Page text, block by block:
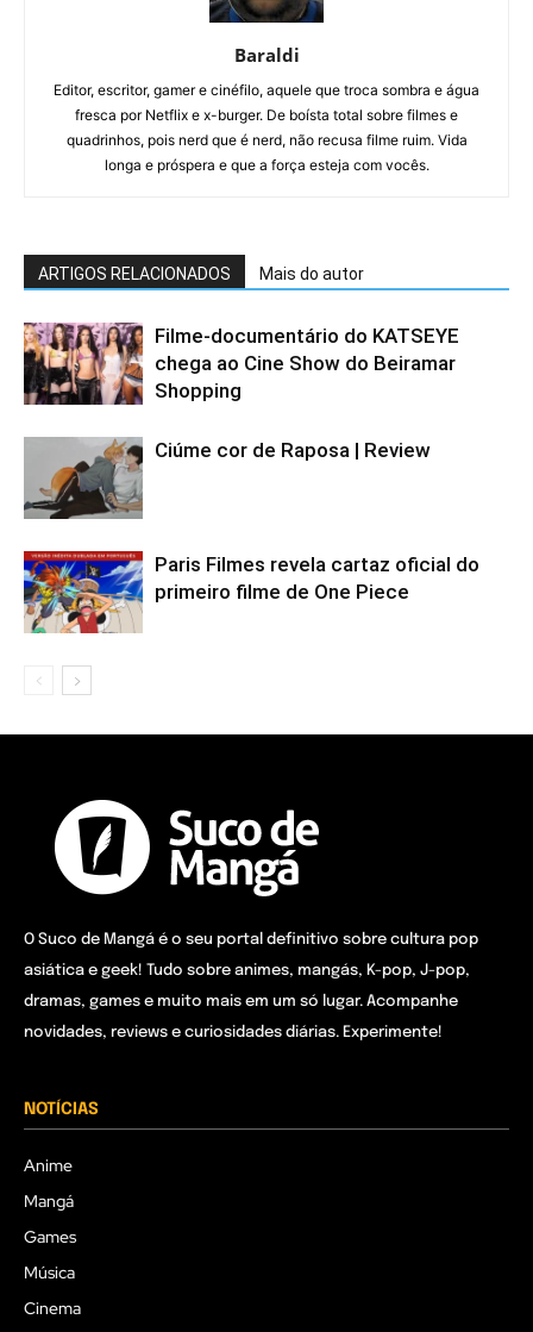
Baraldi
Editor, escritor, gamer e cinéfilo, aquele que troca sombra e água
fresca por Netflix e x-burger. De boísta total sobre filmes e
quadrinhos, pois nerd que é nerd, não recusa filme ruim. Vida
longa e próspera e que a força esteja com vocês.
ARTIGOS RELACIONADOS Mais do autor
Filme-documentário do KATSEYE
chega ao Cine Show do Beiramar
Shopping
Ciúme cor de Raposa | Review
Paris Filmes revela cartaz oficial do
primeiro filme de One Piece
O Suco de Mangá é o seu portal definitivo sobre cultura pop
asiática e geek! Tudo sobre animes, mangás, K-pop, J-pop,
dramas, games e muito mais em um só lugar. Acompanhe
novidades, reviews e curiosidades diárias. Experimente!
NOTÍCIAS
Anime
Mangá
Games
Música
Cinema